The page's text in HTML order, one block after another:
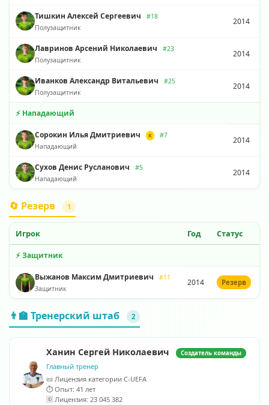
Тишкин Алексей Сергеевич
#18
Полузащитник
2014
Лавринов Арсений Николаевич
#23
Полузащитник
2014
Иванков Александр Витальевич
#25
Полузащитник
2014
⚡ Нападающий
Сорокин Илья Дмитриевич К
#7
Нападающий
2014
Сухов Денис Русланович
#5
Нападающий
2014
🔄 Резерв 1
Игрок Год Статус
⚡ Защитник
Выжанов Максим Дмитриевич
#11
Защитник
2014 Резерв
👨‍🏫 Тренерский штаб 2
Ханин Сергей Николаевич Создатель команды
Главный тренер
📜 Лицензия категории C-UEFA
⏱️ Опыт: 41 лет
🆔 Лицензия: 23 045 382